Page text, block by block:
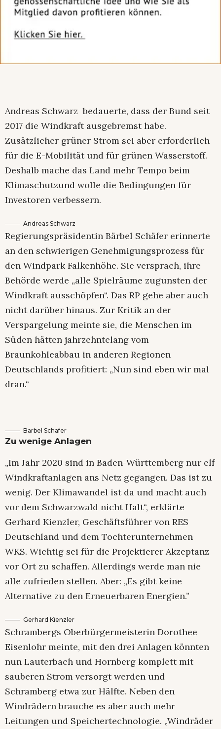
Andreas Schwarz bedauerte, dass der Bund seit
2017 die Windkraft ausgebremst habe.
Zusätzlicher grüner Strom sei aber erforderlich
für die E-Mobilität und für grünen Wasserstoff.
Deshalb mache das Land mehr Tempo beim
Klimaschutzund wolle die Bedingungen für
Investoren verbessern.
Andreas Schwarz
Regierungspräsidentin Bärbel Schäfer erinnerte
an den schwierigen Genehmigungsprozess für
den Windpark Falkenhöhe. Sie versprach, ihre
Behörde werde „alle Spielräume zugunsten der
Windkraft ausschöpfen“. Das RP gehe aber auch
nicht darüber hinaus. Zur Kritik an der
Verspargelung meinte sie, die Menschen im
Süden hätten jahrzehntelang vom
Braunkohleabbau in anderen Regionen
Deutschlands profitiert: „Nun sind eben wir mal
dran.“
Bärbel Schäfer
Zu wenige Anlagen
„Im Jahr 2020 sind in Baden-Württemberg nur elf
Windkraftanlagen ans Netz gegangen. Das ist zu
wenig. Der Klimawandel ist da und macht auch
vor dem Schwarzwald nicht Halt“, erklärte
Gerhard Kienzler, Geschäftsführer von RES
Deutschland und dem Tochterunternehmen
WKS. Wichtig sei für die Projektierer Akzeptanz
vor Ort zu schaffen. Allerdings werde man nie
alle zufrieden stellen. Aber: „Es gibt keine
Alternative zu den Erneuerbaren Energien.”
Gerhard Kienzler
Schrambergs Oberbürgermeisterin Dorothee
Eisenlohr meinte, mit den drei Anlagen könnten
nun Lauterbach und Hornberg komplett mit
sauberen Strom versorgt werden und
Schramberg etwa zur Hälfte. Neben den
Windrädern brauche es aber auch mehr
Leitungen und Speichertechnologie. „Windräder